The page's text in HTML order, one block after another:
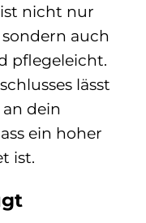
nicht nur
auch
pflegeleicht.
lässt
dein
ein hoher
ist.